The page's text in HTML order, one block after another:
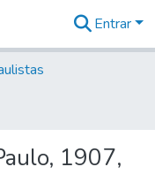
Entrar
1907,